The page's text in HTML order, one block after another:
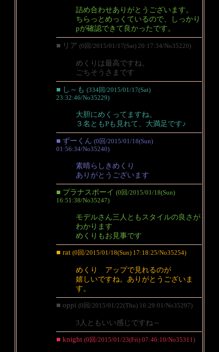
詰め合わせありがとうございます。
ちらっとめっくているので、しっかり
pが確認できて良かったです。
■ リア (0回/2015/01/17(Sat) 20:17:34/No35220)
めくりは最高ですね。
ごちそうさまです
■ し～も (334回/2015/01/17(Sat)
23:32:46/No35229)
大胆にめくってますね。
３名ともPも見れて、大満足です♪
■ ずーくん (0回/2015/01/18(Sun)
01:56:34/No35240)
素晴らしきめくり
ありがとうございます
■ プラナスボーイ (0回/2015/01/18(Sun)
16:51:38/No35247)
モデルさん三人ともスタイルの良さが
わかります
めくりもお見事です
■ rat (0回/2015/01/18(Sun) 17:18:25/No35254)
めくり アップで見れるのが
嬉しいですね。ありがとうございま
す。
■ oppi (0回/2015/01/22(Thu) 16:29:01/No35297)
3人ともいい感じですね～
■ knight (0回/2015/01/23(Fri) 07:46:10/No35311)